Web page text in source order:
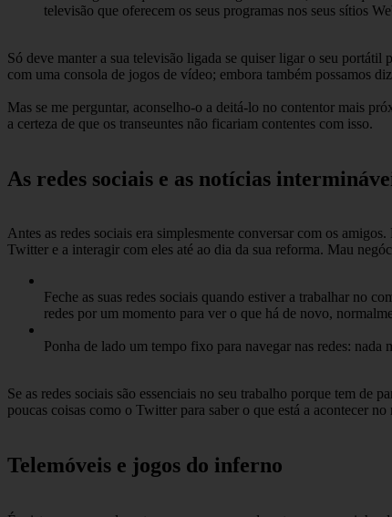
televisão que oferecem os seus programas nos seus sítios
Só deve manter a sua televisão ligada se quiser ligar o seu
com uma consola de jogos de vídeo; embora também possamos
Mas se me perguntar, aconselho-o a deitá-lo no contentor mais
a certeza de que os transeuntes não ficariam contentes com isso.
As redes sociais e as notícias
Antes as redes sociais era simplesmente conversar com os
Twitter e a interagir com eles até ao dia da sua reforma. Mau
Feche as suas redes sociais quando estiver a trabalhar no
redes por um momento para ver o que há de novo,
Ponha de lado um tempo fixo para navegar nas redes: nada
Se as redes sociais são essenciais no seu trabalho porque tem
poucas coisas como o Twitter para saber o que está a acontecer
Telemóveis e jogos do inferno